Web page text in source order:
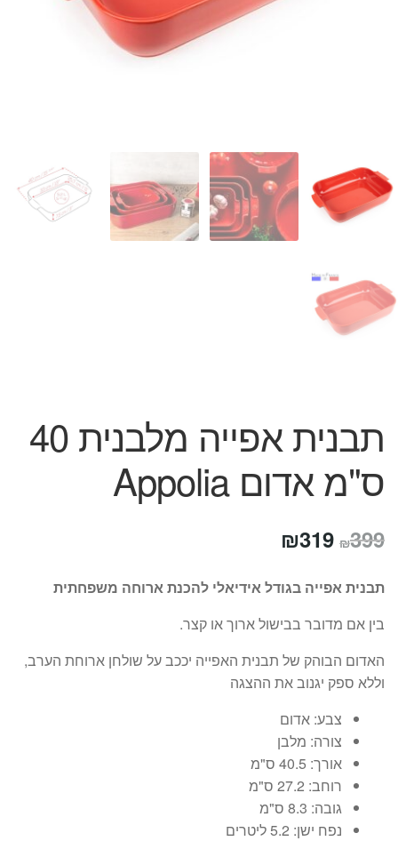
תשלום
תבנית אפייה מלבנית 40
ס"מ אדום Appolia
₪399 המחיר
היה:
₪399.
₪319
הוא:
₪319.
תבנית אפייה בגודל אידיאלי להכנת ארוחה משפחתית
בין אם מדובר בבישול ארוך או קצר.
האדום הבוהק של תבנית האפייה יככב על שולחן ארוחת הערב,
וללא ספק יגנוב את ההצגה
צבע: אדום
צורה: מלבן
אורך: 40.5 ס"מ
רוחב: 27.2 ס"מ
גובה: 8.3 ס"מ
נפח ישן: 5.2 ליטרים